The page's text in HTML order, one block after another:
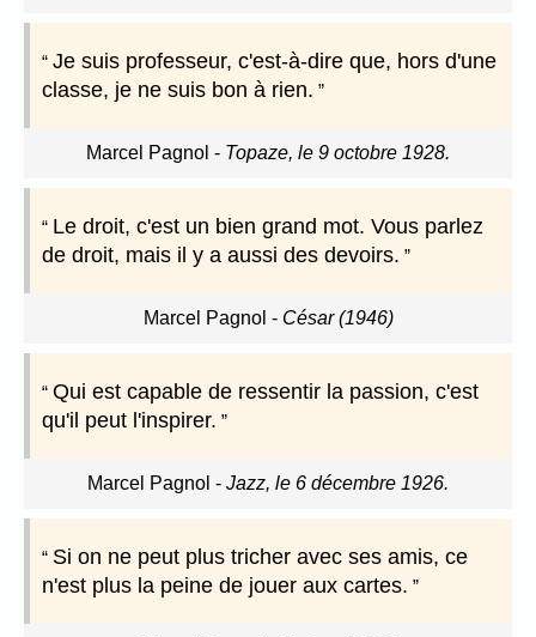
Je suis professeur, c'est-à-dire que, hors d'une
classe, je ne suis bon à rien.
Marcel Pagnol - Topaze, le 9 octobre 1928.
Le droit, c'est un bien grand mot. Vous parlez
de droit, mais il y a aussi des devoirs.
Marcel Pagnol - César (1946)
Qui est capable de ressentir la passion, c'est
qu'il peut l'inspirer.
Marcel Pagnol - Jazz, le 6 décembre 1926.
Si on ne peut plus tricher avec ses amis, ce
n'est plus la peine de jouer aux cartes.